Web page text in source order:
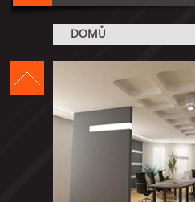
DOMŮ